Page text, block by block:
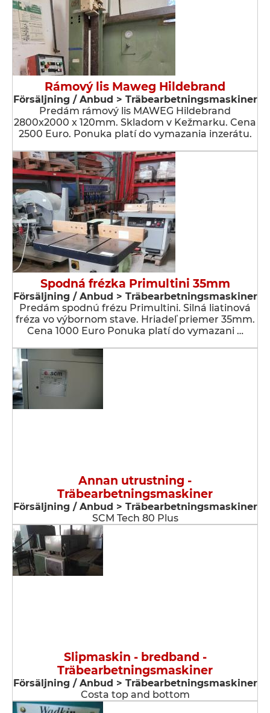
Rámový lis Maweg Hildebrand
Försäljning / Anbud > Träbearbetningsmaskiner
Predám rámový lis MAWEG Hildebrand
2800x2000 x 120mm. Skladom v Kežmarku. Cena
2500 Euro. Ponuka platí do vymazania inzerátu.
Spodná frézka Primultini 35mm
Försäljning / Anbud > Träbearbetningsmaskiner
Predám spodnú frézu Primultini. Silná liatinová
fréza vo výbornom stave. Hriadeľ priemer 35mm.
Cena 1000 Euro Ponuka platí do vymazani …
Annan utrustning -
Träbearbetningsmaskiner
Försäljning / Anbud > Träbearbetningsmaskiner
SCM Tech 80 Plus
Slipmaskin - bredband -
Träbearbetningsmaskiner
Försäljning / Anbud > Träbearbetningsmaskiner
Costa top and bottom